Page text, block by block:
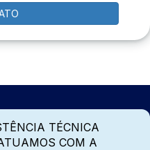
TÉCNICA
COM A